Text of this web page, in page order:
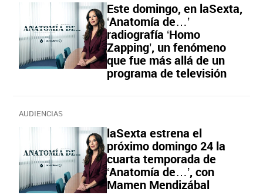
Este domingo, en laSexta,
‘Anatomía de…’
radiografía ‘Homo
Zapping’, un fenómeno
que fue más allá de un
programa de televisión
AUDIENCIAS
laSexta estrena el
próximo domingo 24 la
cuarta temporada de
‘Anatomía de…’, con
Mamen Mendizábal